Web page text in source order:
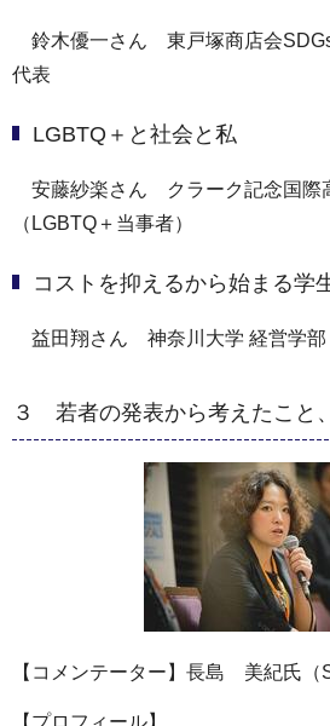
鈴木優一さん 東戸塚商店会
代表
LGBTQ＋と社会と私
安藤紗楽さん クラーク記念国際
（LGBTQ＋当事者）
コストを抑えるから始まる学
益田翔さん 神奈川大学 経営学
３ 若者の発表から考えたこと
【コメンテーター】長島 美紀氏（
【プロフィール】